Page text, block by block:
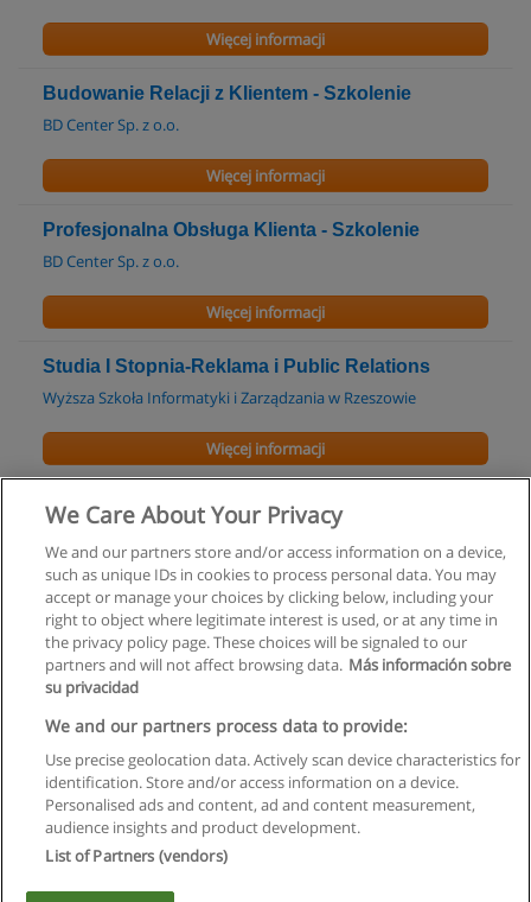
Więcej informacji
Budowanie Relacji z Klientem - Szkolenie
BD Center Sp. z o.o.
Więcej informacji
Profesjonalna Obsługa Klienta - Szkolenie
BD Center Sp. z o.o.
Więcej informacji
Studia I Stopnia-Reklama i Public Relations
Wyższa Szkoła Informatyki i Zarządzania w Rzeszowie
Więcej informacji
Studia II Stopnia-Reklama i Public Relations
Wyższa Szkoła Informatyki i Zarządzania w Rzeszowie
Więcej informacji
Regulamin
Polityka ochrony danych osobowych
Kontakt z Educaedu
Copyright © Educaedu Business S.L. - CIF : B-95610580: -
We Care About Your Privacy
We and our partners store and/or access information on a device,
such as unique IDs in cookies to process personal data. You may
accept or manage your choices by clicking below, including your
right to object where legitimate interest is used, or at any time in
the privacy policy page. These choices will be signaled to our
partners and will not affect browsing data. Más información sobre
su privacidad
We and our partners process data to provide:
Use precise geolocation data. Actively scan device characteristics for
identification. Store and/or access information on a device.
Personalised ads and content, ad and content measurement,
audience insights and product development.
List of Partners (vendors)